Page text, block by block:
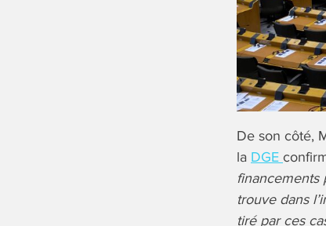
De son côté,
la DGE
financements
trouve dans
tiré par ces